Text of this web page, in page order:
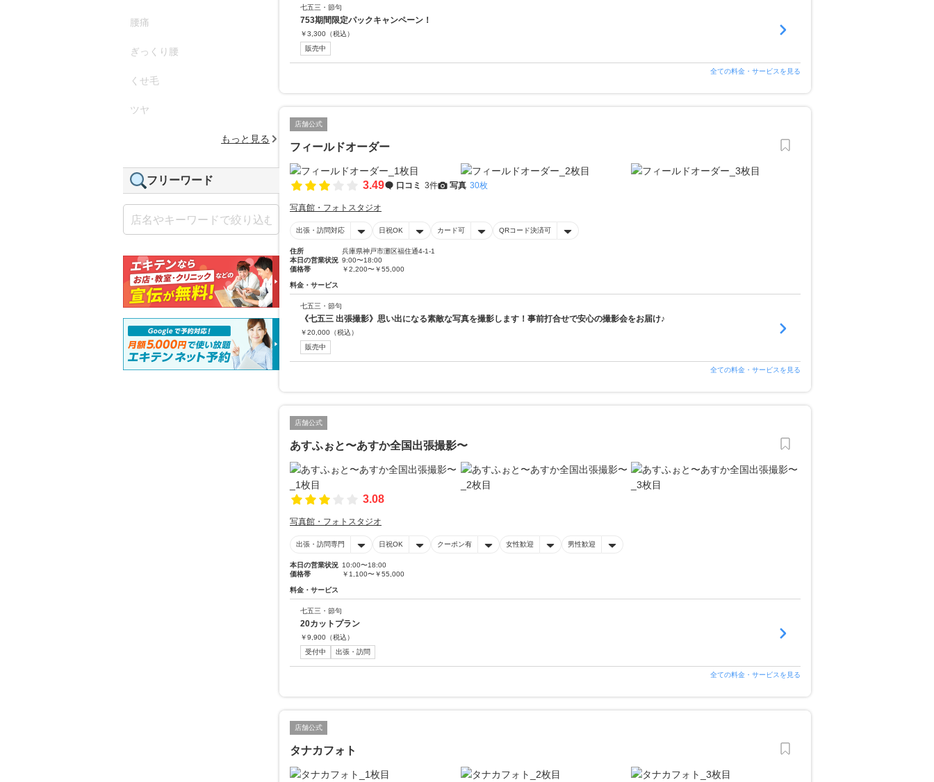
七五三・節句
753期間限定パックキャンペーン！
￥3,300 （税込）
販売中
全ての料金・サービスを見る
店舗公式
フィールドオーダー
3.49 口コミ 3件 写真 30枚
写真館・フォトスタジオ
出張・訪問対応 日祝OK カード可 QRコード決済可
住所
兵庫県神戸市灘区福住通4-1-1
本日の営業状況 9:00〜18:00
価格帯
￥2,200〜￥55,000
料金・サービス
七五三・節句
《七五三 出張撮影》思い出になる素敵な写真を撮影します！事前打合せで安心の撮影会をお届け♪
￥20,000 （税込）
販売中
全ての料金・サービスを見る
店舗公式
あすふぉと〜あすか全国出張撮影〜
3.08
写真館・フォトスタジオ
出張・訪問専門 日祝OK クーポン有 女性歓迎 男性歓迎
本日の営業状況 10:00〜18:00
価格帯
￥1,100〜￥55,000
料金・サービス
七五三・節句
20カットプラン
￥9,900 （税込）
受付中
出張・訪問
全ての料金・サービスを見る
店舗公式
タナカフォト
腰痛
ぎっくり腰
くせ毛
ツヤ
もっと見る
フリーワード